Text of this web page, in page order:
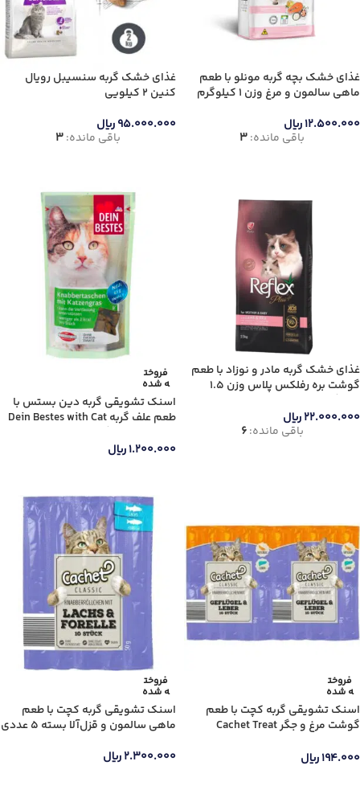
غذای خشک بچه گربه مونلو با طعم
ماهی سالمون و مرغ وزن 1 کیلوگرم
۱۲.۵۰۰.۰۰۰ریال
باقی مانده:3
غذای خشک گربه سنسیبل رویال
کنین 2 کیلویی
۹۵.۰۰۰.۰۰۰ریال
باقی مانده:3
غذای خشک گربه مادر و نوزاد با طعم
گوشت بره رفلکس پلاس وزن 1.5
۲۲.۰۰۰.۰۰۰ریال
باقی مانده: 6
فروخت
ه شده
اسنک تشویقی گربه دین بستس با
طعم علف گربه Dein Bestes with Cat
۱.۲۰۰.۰۰۰ریال
فروخت
ه شده
اسنک تشویقی گربه کچت با طعم
گوشت مرغ و جگر Cachet Treat
۱۹۴.۰۰۰ریال
فروخت
ه شده
اسنک تشویقی گربه کچت با طعم
ماهی سالمون و قزل‌آلا بسته 5 عددی
۲.۳۰۰.۰۰۰ریال